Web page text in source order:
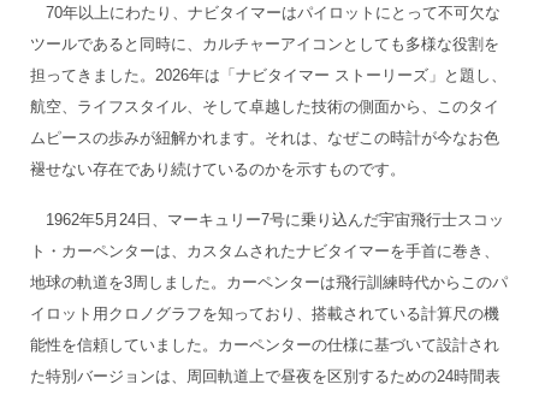
70年以上にわたり、ナビタイマーはパイロットにとって不可欠な
ツールであると同時に、カルチャーアイコンとしても多様な役割を
担ってきました。2026年は「ナビタイマー ストーリーズ」と題し、
航空、ライフスタイル、そして卓越した技術の側面から、このタイ
ムピースの歩みが紐解かれます。それは、なぜこの時計が今なお色
褪せない存在であり続けているのかを示すものです。
1962年5月24日、マーキュリー7号に乗り込んだ宇宙飛行士スコッ
ト・カーペンターは、カスタムされたナビタイマーを手首に巻き、
地球の軌道を3周しました。カーペンターは飛行訓練時代からこのパ
イロット用クロノグラフを知っており、搭載されている計算尺の機
能性を信頼していました。カーペンターの仕様に基づいて設計され
た特別バージョンは、周回軌道上で昼夜を区別するための24時間表